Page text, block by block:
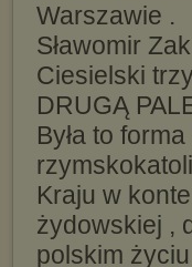
Warszawie .
Sławomir
Ciesielski
DRUGĄ
Była to
Kraju w
żydowskiej ,
polskim